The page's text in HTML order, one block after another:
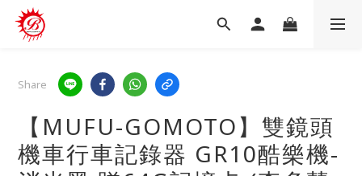
Share
【MUFU-GOMOTO】雙鏡頭
機車行車記錄器 GR10酷樂機-